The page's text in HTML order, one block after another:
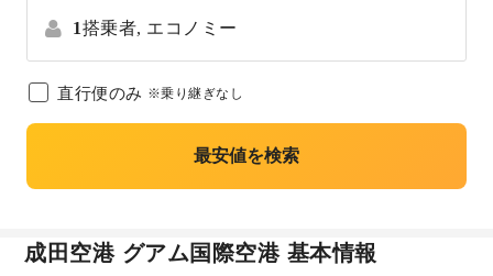
1搭乗者, エコノミー
直行便のみ ※乗り継ぎなし
最安値を検索
成田空港 グアム国際空港 基本情報